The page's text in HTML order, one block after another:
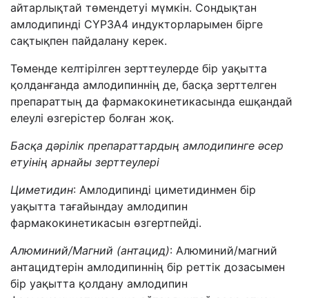
айтарлықтай төмендетуі мүмкін. Сондықтан
амлодипинді CYP3A4 индукторларымен бірге
сақтықпен пайдалану керек.
Төменде келтірілген зерттеулерде бір уақытта
қолданғанда амлодипиннің де, басқа зерттелген
препараттың да фармакокинетикасында ешқандай
елеулі өзгерістер болған жоқ.
Басқа дәрілік препараттардың амлодипинге әсер
етуінің арнайы зерттеулері
Циметидин: Амлодипинді циметидинмен бір
уақытта тағайындау амлодипин
фармакокинетикасын өзгертпейді.
Алюминий/Магний (антацид): Алюминий/магний
антацидтерін амлодипиннің бір реттік дозасымен
бір уақытта қолдану амлодипин